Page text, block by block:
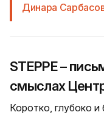
Динара
STEPPE –
смыслах
Коротко, глубоко